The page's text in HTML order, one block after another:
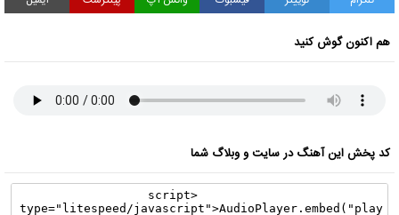
هم اکنون گوش کنید
کد پخش این آهنگ در سایت و وبلاگ شما